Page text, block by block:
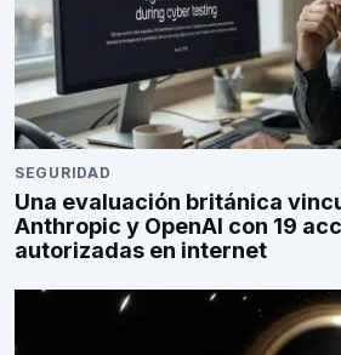
SEGURIDAD
Una evaluación británica
Anthropic y OpenAI con 19
autorizadas en internet